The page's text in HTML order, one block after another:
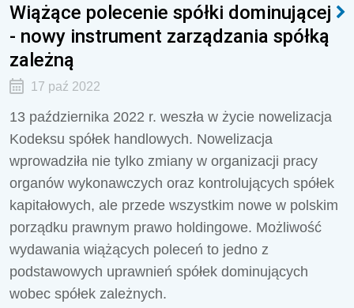
Wiążące polecenie spółki dominującej
- nowy instrument zarządzania spółką
zależną
17 paź 2022
13 października 2022 r. weszła w życie nowelizacja
Kodeksu spółek handlowych. Nowelizacja
wprowadziła nie tylko zmiany w organizacji pracy
organów wykonawczych oraz kontrolujących spółek
kapitałowych, ale przede wszystkim nowe w polskim
porządku prawnym prawo holdingowe. Możliwość
wydawania wiążących poleceń to jedno z
podstawowych uprawnień spółek dominujących
wobec spółek zależnych.